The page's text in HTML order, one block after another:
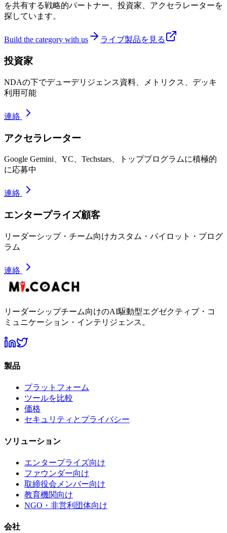
を共有する戦略的パートナー、投資家、アクセラレーターを
探しています。
Build the category with us ライブ製品を見る
投資家
NDAの下でデューデリジェンス資料、メトリクス、デッキ
利用可能
連絡
アクセラレーター
Google Gemini、YC、Techstars、トッププログラムに積極的
に応募中
連絡
エンタープライズ顧客
リーダーシップ・チーム向けカスタム・パイロット・プログ
ラム
連絡
リーダーシップチーム向けのAI駆動型エグゼクティブ・コ
ミュニケーション・インテリジェンス。
製品
プラットフォーム
ツールを比較
価格
セキュリティとプライバシー
ソリューション
エンタープライズ向け
ファウンダー向け
取締役会メンバー向け
教育機関向け
NGO・非営利団体向け
会社